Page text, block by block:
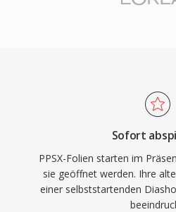
Sofort
PPSX-Folien starten im
sie geöffnet werden. Ihre
einer selbststartenden